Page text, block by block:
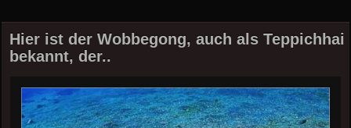
Hier ist der Wobbegong, auch als Teppichhai
bekannt, der..